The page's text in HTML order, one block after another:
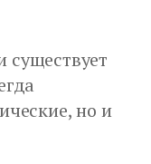
существует
но и